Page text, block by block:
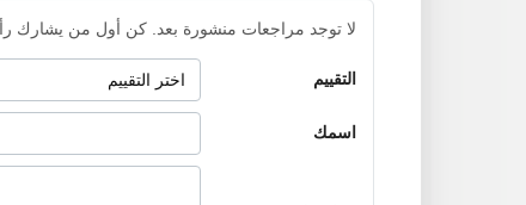
لا توجد مراجعات منشورة بعد. كن أول من يشارك
التقييم
اسمك